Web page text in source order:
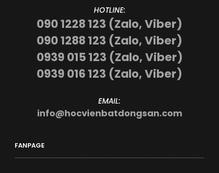
HOTLINE:
090 1228 123 (Zalo, Viber)
090 1288 123 (Zalo, Viber)
0939 015 123 (Zalo, Viber)
0939 016 123 (Zalo, Viber)
EMAIL:
info@hocvienbatdongsan.com
FANPAGE